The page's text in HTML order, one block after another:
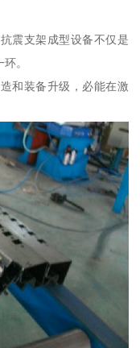
震支架成型设备不仅是
。
和装备升级，必能在激